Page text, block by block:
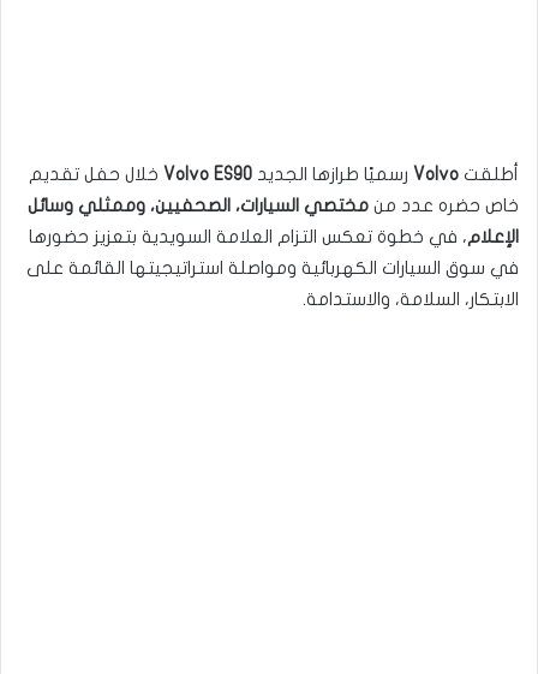
أطلقت Volvo رسميًا طرازها الجديد Volvo ES90 خلال حفل تقديم
خاص حضره عدد من مختصي السيارات، الصحفيين، وممثلي وسائل
الإعلام، في خطوة تعكس التزام العلامة السويدية بتعزيز حضورها
في سوق السيارات الكهربائية ومواصلة استراتيجيتها القائمة على
الابتكار، السلامة، والاستدامة.